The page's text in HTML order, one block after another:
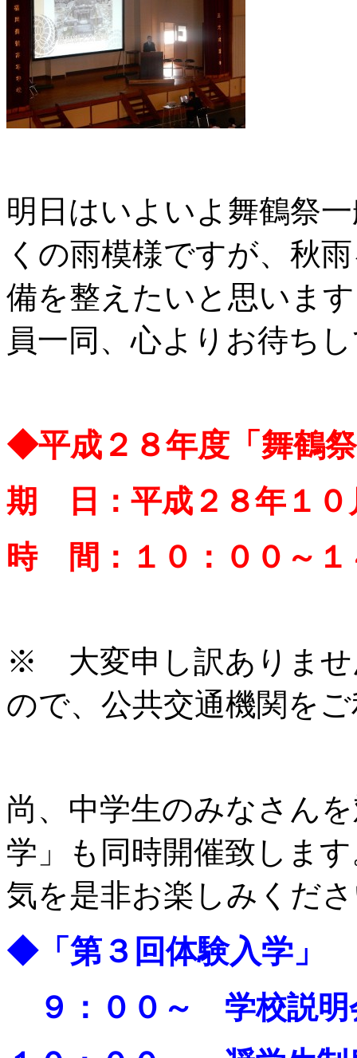
明日はいよいよ舞鶴祭
くの雨模様ですが、秋
備を整えたいと思いま
員一同、心よりお待ち
◆平成２８年度「舞鶴
期 日：平成２８年１０
時 間：１０：００～１
※ 大変申し訳ありませ
ので、公共交通機関を
尚、中学生のみなさん
学」も同時開催致しま
気を是非お楽しみくだ
◆「第３回体験入学」
９：００～ 学校説明